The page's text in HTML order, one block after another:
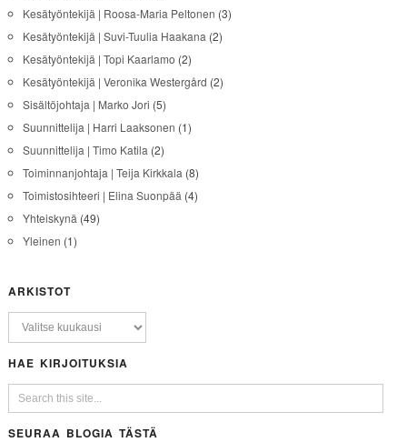
Kesätyöntekijä | Roosa-Maria Peltonen (3)
Kesätyöntekijä | Suvi-Tuulia Haakana (2)
Kesätyöntekijä | Topi Kaarlamo (2)
Kesätyöntekijä | Veronika Westergård (2)
Sisältöjohtaja | Marko Jori (5)
Suunnittelija | Harri Laaksonen (1)
Suunnittelija | Timo Katila (2)
Toiminnanjohtaja | Teija Kirkkala (8)
Toimistosihteeri | Elina Suonpää (4)
Yhteiskynä (49)
Yleinen (1)
ARKISTOT
HAE KIRJOITUKSIA
SEURAA BLOGIA TÄSTÄ